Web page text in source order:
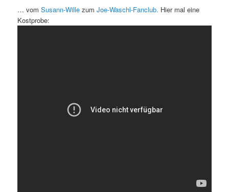
… vomSusann-Wille zumJoe-Waschl-Fanclub. Hier mal eine
Kostprobe: